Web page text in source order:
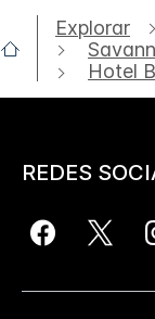
Explorar
Hotel
REDES